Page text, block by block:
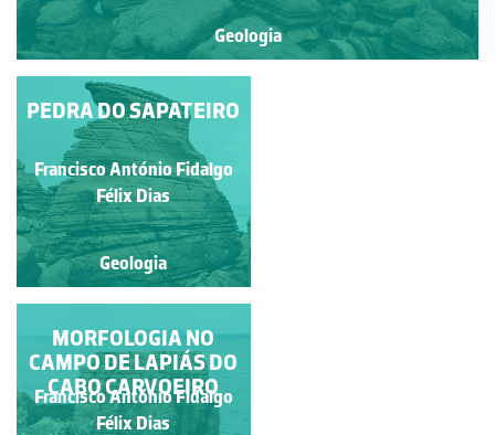
Geologia
SOBRE A FORMAÇÃO
DO CABO CARVOEIRO
Francisco António Fidalgo
Félix Dias
Geologia
PEDRA DO SAPATEIRO
Francisco António Fidalgo
Félix Dias
Geologia
CAMPO DE LAPIÁS DO
CASMILO
Luís Duarte
MORFOLOGIA NO
CAMPO DE LAPIÁS DO
CABO CARVOEIRO
Francisco António Fidalgo
Félix Dias